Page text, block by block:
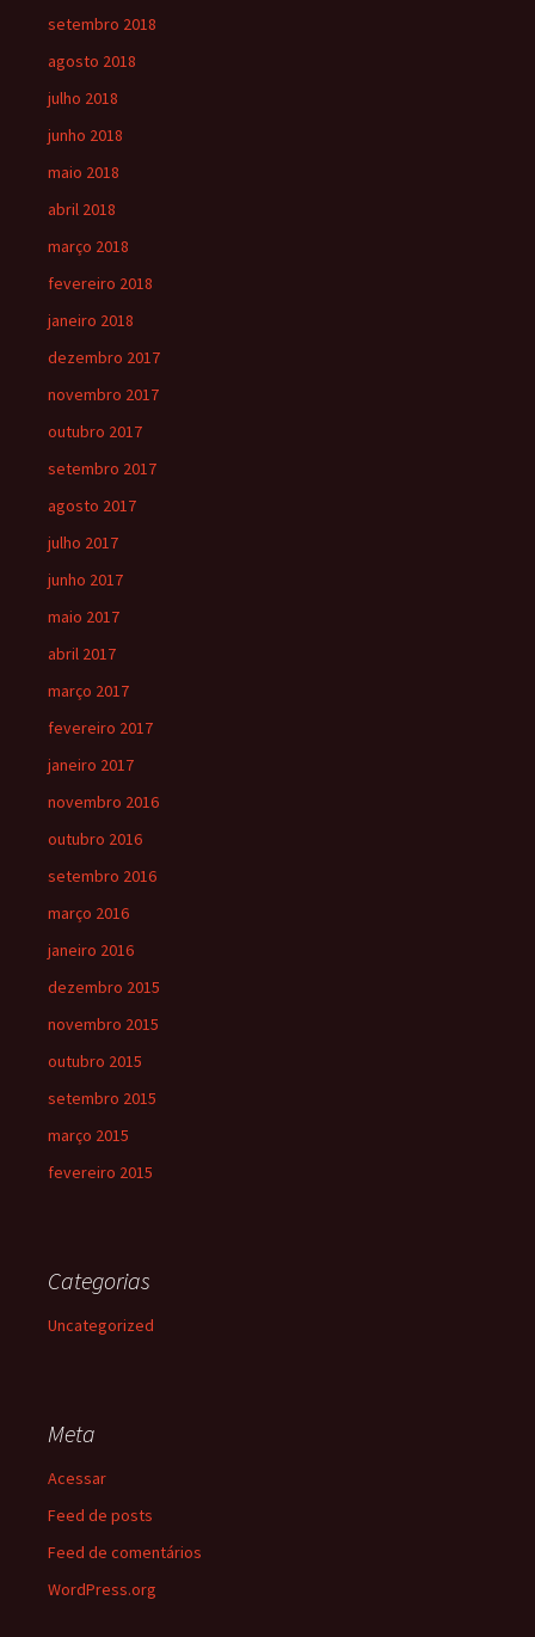
setembro 2018
agosto 2018
julho 2018
junho 2018
maio 2018
abril 2018
março 2018
fevereiro 2018
janeiro 2018
dezembro 2017
novembro 2017
outubro 2017
setembro 2017
agosto 2017
julho 2017
junho 2017
maio 2017
abril 2017
março 2017
fevereiro 2017
janeiro 2017
novembro 2016
outubro 2016
setembro 2016
março 2016
janeiro 2016
dezembro 2015
novembro 2015
outubro 2015
setembro 2015
março 2015
fevereiro 2015
Categorias
Uncategorized
Meta
Acessar
Feed de posts
Feed de comentários
WordPress.org